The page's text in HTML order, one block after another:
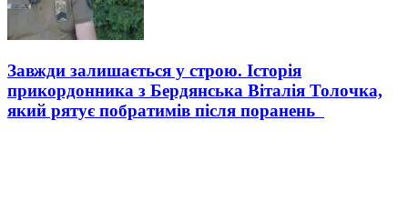
Завжди залишається у строю. Історія
прикордонника з Бердянська Віталія Толочка,
який рятує побратимів після поранень